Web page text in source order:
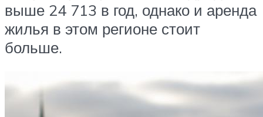
выше 24 713 в год, однако и аренда
жилья в этом регионе стоит
больше.